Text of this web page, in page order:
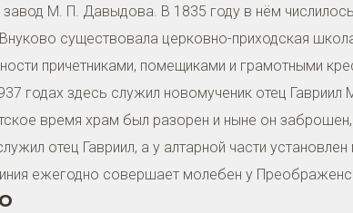
завод М. П. Давыдова. В 1835 году в нём
существовала церковно-приходская
причетниками, помещиками и грамотными
годах здесь служил новомученик отец
время храм был разорен и ныне он
отец Гавриил, а у алтарной части
ежегодно совершает молебен у